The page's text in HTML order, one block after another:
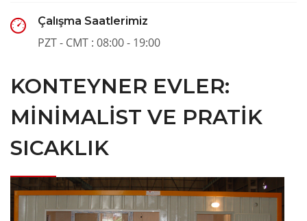
Çalışma Saatlerimiz
PZT - CMT : 08:00 - 19:00
KONTEYNER EVLER:
MINIMALIST VE PRATIK
SICAKLIK